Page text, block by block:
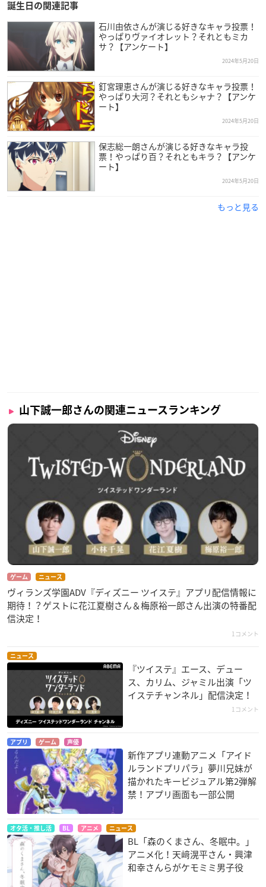
ており、今後の活躍にも注目です！
誕生日の関連記事
石川由依さんが演じる好きなキャラ投票！
やっぱりヴァイオレット？それともミカ
サ？【アンケート】
2024年5月20日
釘宮理恵さんが演じる好きなキャラ投票！
やっぱり大河？それともシャナ？【アンケ
ート】
2024年5月20日
保志総一朗さんが演じる好きなキャラ投
票！やっぱり百？それともキラ？【アンケ
ート】
2024年5月20日
もっと見る
山下誠一郎さんの関連ニュースランキング
ゲーム ニュース
ヴィランズ学園ADV『ディズニー ツイステ』アプリ配信情報に
期待！？ゲストに花江夏樹さん＆梅原裕一郎さん出演の特番配
信決定！
1コメント
ニュース
『ツイステ』エース、デュー
ス、カリム、ジャミル出演「ツ
イステチャンネル」配信決定！
1コメント
アプリ ゲーム 声優
新作アプリ連動アニメ「アイド
ルランドプリパラ」夢川兄妹が
描かれたキービジュアル第2弾解
禁！アプリ画面も一部公開
オタ活・推し活 BL アニメ ニュース
BL「森のくまさん、冬眠中。」
アニメ化！天﨑滉平さん・興津
和幸さんらがケモミミ男子役